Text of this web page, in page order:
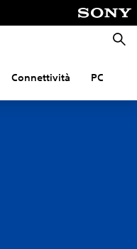
Cerca
Connettività PC